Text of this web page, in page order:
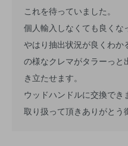
これを待っていました。
個人輸入しなくても良くな
やはり抽出状況が良くわ
の様なクレマがタラーっと
き立たせます。
ウッドハンドルに交換でき
取り扱って頂きありがとう